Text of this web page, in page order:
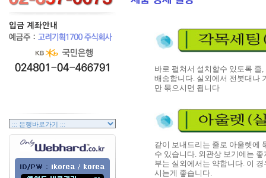
바로 펼쳐서 설치할수 있도록 줄
배송합니다. 실외에서 전봇대나
만 묶으시면 됩니다
같이 보내드리는 줄로 아울렛에
수 있습니다. 외관상 보기에는
부는 실외에서는 약합니다. 이
시는게 좋습니다.